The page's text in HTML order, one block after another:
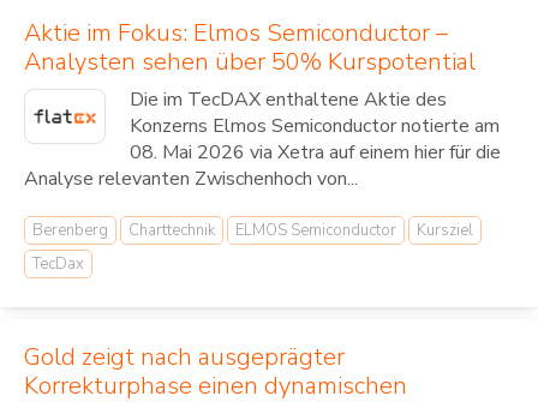
Aktie im Fokus: Elmos Semiconductor –
Analysten sehen über 50% Kurspotential
Die im TecDAX enthaltene Aktie des
Konzerns Elmos Semiconductor notierte am
08. Mai 2026 via Xetra auf einem hier für die
Analyse relevanten Zwischenhoch von...
Berenberg Charttechnik ELMOS Semiconductor
Kursziel
TecDax
Gold zeigt nach ausgeprägter
Korrekturphase einen dynamischen